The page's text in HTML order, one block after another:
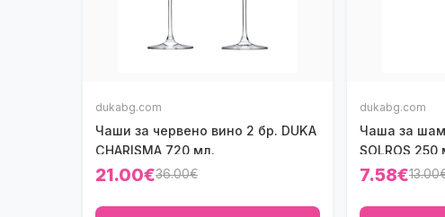
dukabg.com
Чаши за червено вино 2 бр. DUKA
CHARISMA 720 мл.
21.00€36.00€
dukabg.com
Чаша за
SOLROS 250
7.58€